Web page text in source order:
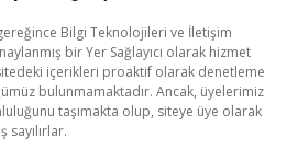
Bilgi Teknolojileri ve İletişim
bir Yer Sağlayıcı olarak hizmet
içerikleri proaktif olarak denetleme
bulunmamaktadır. Ancak, üyelerimiz
taşımakta olup, siteye üye olarak